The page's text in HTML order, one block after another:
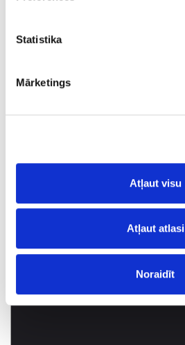
Statistika
Mārketings
Atļaut visu
Atļaut atlasi
Noraidīt
Arctic White